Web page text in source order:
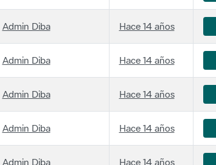
Admin Diba Hace 14 años
Admin Diba Hace 14 años
Admin Diba Hace 14 años
Admin Diba Hace 14 años
Admin Diba Hace 14 años